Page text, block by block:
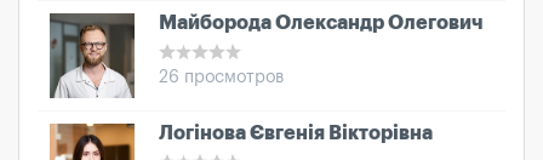
Майборода Олександр Олегович
26 просмотров
Логінова Євгенія Вікторівна